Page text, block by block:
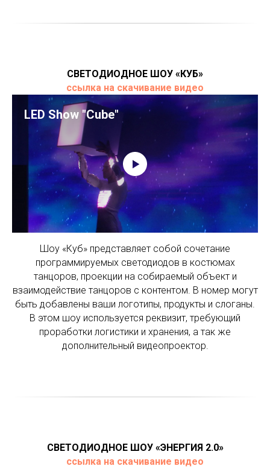
СВЕТОДИОДНОЕ ШОУ «КУБ»
ссылка на скачивание видео
LED Show "Cube"
Шоу «Куб» представляет собой сочетание
программируемых светодиодов в костюмах
танцоров, проекции на собираемый объект и
взаимодействие танцоров с контентом. В номер могут
быть добавлены ваши логотипы, продукты и слоганы.
В этом шоу используется реквизит, требующий
проработки логистики и хранения, а так же
дополнительный видеопроектор.
СВЕТОДИОДНОЕ ШОУ «ЭНЕРГИЯ 2.0»
ссылка на скачивание видео